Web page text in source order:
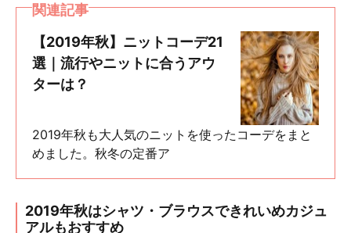
関連記事
【2019年秋】ニットコーデ21
選｜流行やニットに合うアウ
ターは？
2019年秋も大人気のニットを使ったコーデをまと
めました。秋冬の定番ア
2019年秋はシャツ・ブラウスできれいめカジュ
アルもおすすめ